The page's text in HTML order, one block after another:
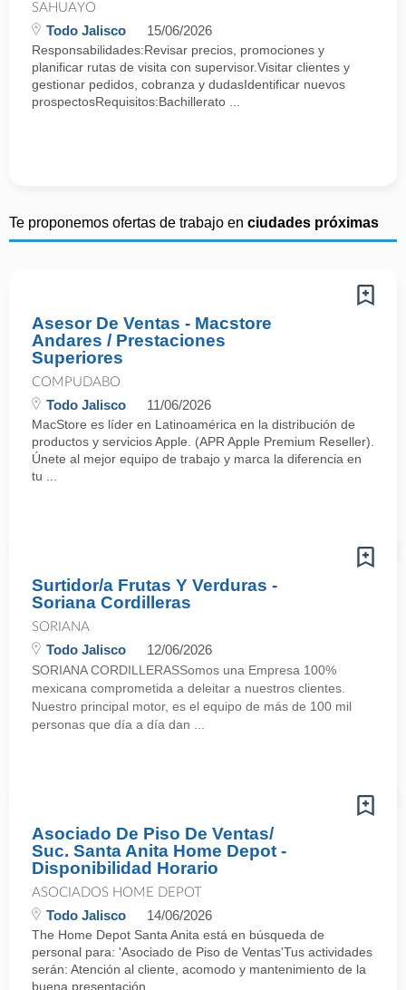
SAHUAYO
Todo Jalisco 15/06/2026
Responsabilidades:Revisar precios, promociones y
planificar rutas de visita con supervisor.Visitar clientes y
gestionar pedidos, cobranza y dudasIdentificar nuevos
prospectosRequisitos:Bachillerato ...
Te proponemos ofertas de trabajo en ciudades próximas
Asesor De Ventas - Macstore
Andares / Prestaciones
Superiores
COMPUDABO
Todo Jalisco 11/06/2026
MacStore es líder en Latinoamérica en la distribución de
productos y servicios Apple. (APR Apple Premium Reseller).
Únete al mejor equipo de trabajo y marca la diferencia en
tu ...
Surtidor/a Frutas Y Verduras -
Soriana Cordilleras
SORIANA
Todo Jalisco 12/06/2026
SORIANA CORDILLERASSomos una Empresa 100%
mexicana comprometida a deleitar a nuestros clientes.
Nuestro principal motor, es el equipo de más de 100 mil
personas que día a día dan ...
Asociado De Piso De Ventas/
Suc. Santa Anita Home Depot -
Disponibilidad Horario
ASOCIADOS HOME DEPOT
Todo Jalisco 14/06/2026
The Home Depot Santa Anita está en búsqueda de
personal para: 'Asociado de Piso de Ventas'Tus actividades
serán: Atención al cliente, acomodo y mantenimiento de la
buena presentación ...